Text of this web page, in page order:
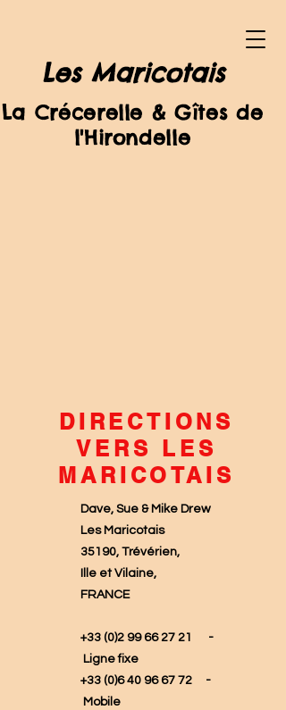
Les Maricotais
La Crécerelle & Gîtes de
l'Hirondelle
DIRECTIONS
VERS LES
MARICOTAIS
Dave, Sue & Mike Drew
Les Maricotais
35190, Trévérien,
Ille et Vilaine,
FRANCE
+33 (0)2 99 66 27 21
-
Ligne fixe
+33 (0)6 40 96 67 72 -
Mobile